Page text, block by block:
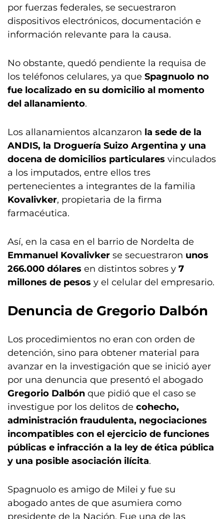
por fuerzas federales, se secuestraron
dispositivos electrónicos, documentación e
información relevante para la causa.
No obstante, quedó pendiente la requisa de
los teléfonos celulares, ya que Spagnuolo no
fue localizado en su domicilio al momento
del allanamiento.
Los allanamientos alcanzaron la sede de la
ANDIS, la Droguería Suizo Argentina y una
docena de domicilios particulares vinculados
a los imputados, entre ellos tres
pertenecientes a integrantes de la familia
Kovalivker, propietaria de la firma
farmacéutica.
Así, en la casa en el barrio de Nordelta de
Emmanuel Kovalivker se secuestraron unos
266.000 dólares en distintos sobres y 7
millones de pesos y el celular del empresario.
Denuncia de Gregorio Dalbón
Los procedimientos no eran con orden de
detención, sino para obtener material para
avanzar en la investigación que se inició ayer
por una denuncia que presentó el abogado
Gregorio Dalbón que pidió que el caso se
investigue por los delitos de cohecho,
administración fraudulenta, negociaciones
incompatibles con el ejercicio de funciones
públicas e infracción a la ley de ética pública
y una posible asociación ilícita.
Spagnuolo es amigo de Milei y fue su
abogado antes de que asumiera como
presidente de la Nación. Fue una de las